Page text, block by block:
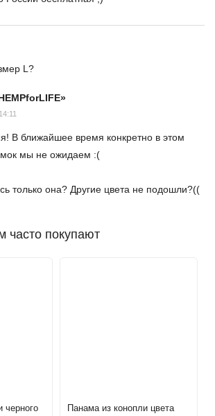
50% лен
уходу
плоскости в расправленном
L?
В ближайшее время конкретно в этом
мы не ожидаем :(
только она? Другие цвета не подошли?((
часто покупают
черного
Панама из конопли цвета